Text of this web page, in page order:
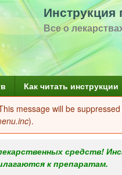
Перейти
к
Все о
Как читать инструкции
message will be
).
средств!
к препаратам.